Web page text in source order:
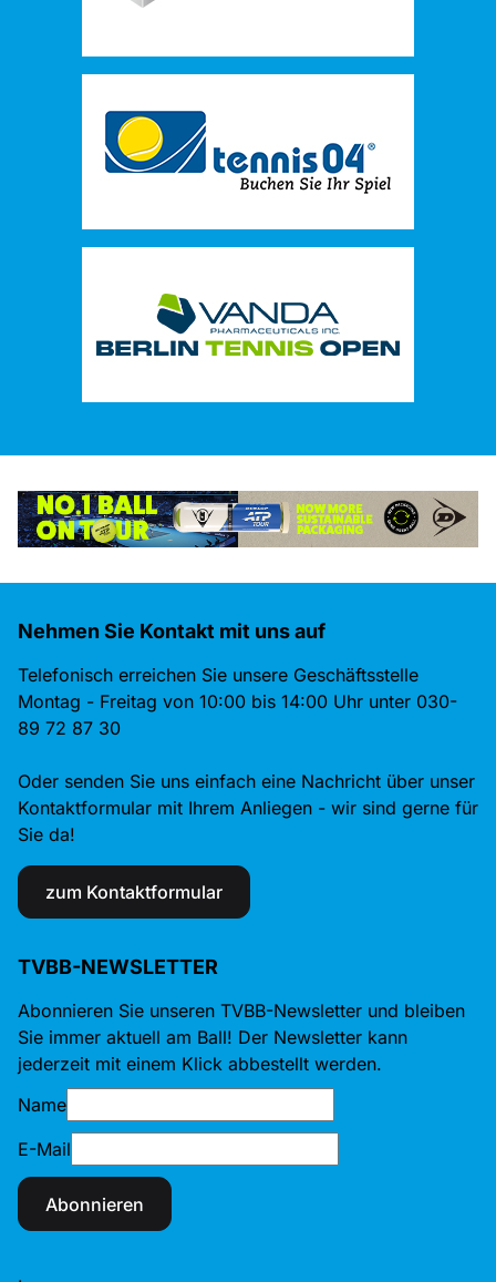
Nehmen Sie Kontakt mit uns auf
Telefonisch erreichen Sie unsere Geschäftsstelle
Montag - Freitag von 10:00 bis 14:00 Uhr unter 030-
89 72 87 30
Oder senden Sie uns einfach eine Nachricht über unser
Kontaktformular mit Ihrem Anliegen - wir sind gerne für
Sie da!
zum Kontaktformular
TVBB-NEWSLETTER
Abonnieren Sie unseren TVBB-Newsletter und bleiben
Sie immer aktuell am Ball! Der Newsletter kann
jederzeit mit einem Klick abbestellt werden.
Name
E-Mail
Abonnieren